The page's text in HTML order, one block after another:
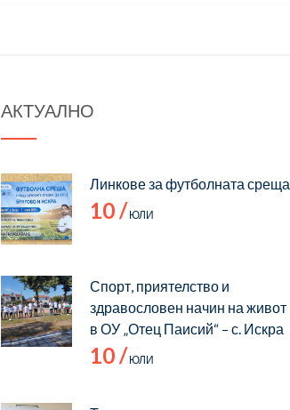
АКТУАЛНО
Линкове за футболната среща
10 / ЮЛИ
Спорт, приятелство и
здравословен начин на живот
в ОУ „Отец Паисий“ – с. Искра
10 / ЮЛИ